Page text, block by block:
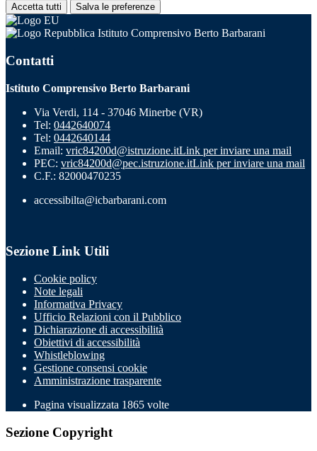
Accetta tutti Salva le preferenze
Istituto Comprensivo Berto Barbarani
Contatti
Istituto Comprensivo Berto Barbarani
Via Verdi, 114 - 37046 Minerbe (VR)
Tel: 0442640074
Tel: 0442640144
Email: vric84200d@istruzione.itLink per inviare una mail
PEC: vric84200d@pec.istruzione.itLink per inviare una mail
C.F.: 82000470235
accessibilta@icbarbarani.com
Sezione Link Utili
Cookie policy
Note legali
Informativa Privacy
Ufficio Relazioni con il Pubblico
Dichiarazione di accessibilità
Obiettivi di accessibilità
Whistleblowing
Gestione consensi cookie
Amministrazione trasparente
Pagina visualizzata 1865 volte
Sezione Copyright